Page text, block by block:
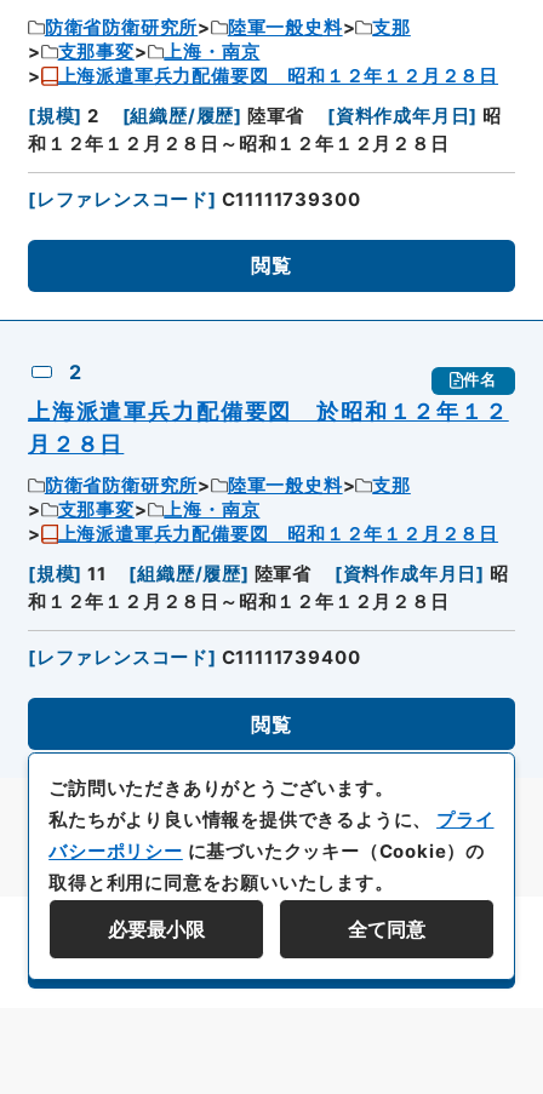
防衛省防衛研究所 陸軍一般史料
支那
支那事変
上海・南京
上海派遣軍兵力配備要図 昭和１２年１２月２８日
[規模] 2 [組織歴/履歴] 陸軍省 [資料作成年月日] 昭
和１２年１２月２８日～昭和１２年１２月２８日
[レファレンスコード] C11111739300
閲覧
2 件名
上海派遣軍兵力配備要図 於昭和１２年１２
月２８日
防衛省防衛研究所 陸軍一般史料
支那
支那事変
上海・南京
上海派遣軍兵力配備要図 昭和１２年１２月２８日
[規模] 11 [組織歴/履歴] 陸軍省 [資料作成年月日] 昭
和１２年１２月２８日～昭和１２年１２月２８日
[レファレンスコード] C11111739400
閲覧
資料群階層を表示する
ご訪問いただきありがとうございます。
私たちがより良い情報を提供できるように、 プライ
バシーポリシー に基づいたクッキー（Cookie）の
取得と利用に同意をお願いいたします。
必要最小限 全て同意